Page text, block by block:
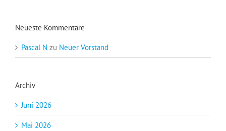
Neueste Kommentare
Pascal N zu Neuer Vorstand
Archiv
Juni 2026
Mai 2026